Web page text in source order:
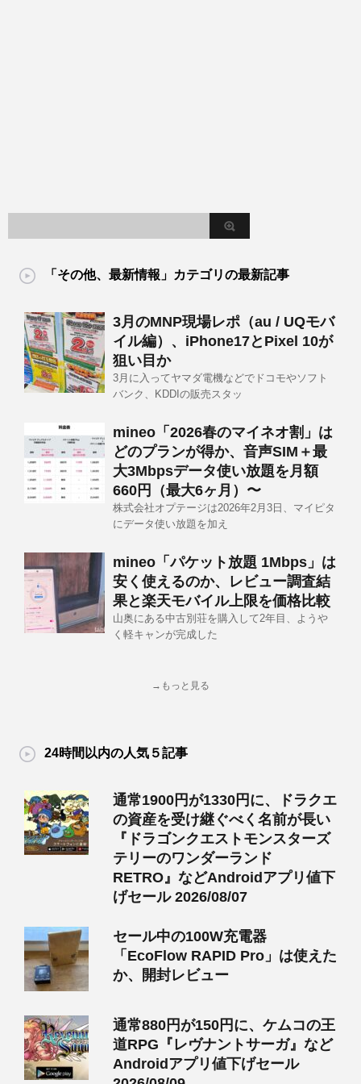
「その他、最新情報」カテゴリの最新記事
3月のMNP現場レポ（au / UQモバ
イル編）、iPhone17とPixel 10が
狙い目か
3月に入ってヤマダ電機などでドコモやソフト
バンク、KDDIの販売スタッ
mineo「2026春のマイネオ割」は
どのプランが得か、音声SIM＋最
大3Mbpsデータ使い放題を月額
660円（最大6ヶ月）〜
株式会社オプテージは2026年2月3日、マイピタ
にデータ使い放題を加え
mineo「パケット放題 1Mbps」は
安く使えるのか、レビュー調査結
果と楽天モバイル上限を価格比較
山奥にある中古別荘を購入して2年目、ようや
く軽キャンが完成した
→もっと見る
24時間以内の人気５記事
通常1900円が1330円に、ドラクエ
の資産を受け継ぐべく名前が長い
『ドラゴンクエストモンスターズ
テリーのワンダーランド
RETRO』などAndroidアプリ値下
げセール 2026/08/07
セール中の100W充電器
「EcoFlow RAPID Pro」は使えた
か、開封レビュー
通常880円が150円に、ケムコの王
道RPG『レヴナントサーガ』など
Androidアプリ値下げセール